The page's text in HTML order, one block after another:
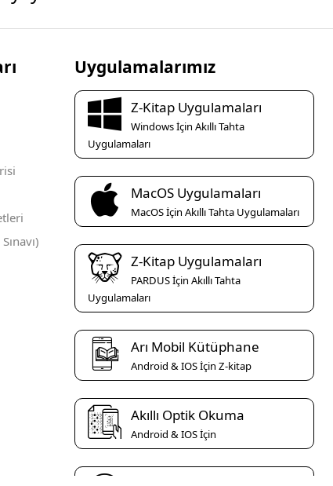
Uygulamalarımız
Z-Kitap Uygulamaları
Windows İçin Akıllı Tahta
Uygulamaları
MacOS Uygulamaları
MacOS İçin Akıllı Tahta Uygulamaları
Z-Kitap Uygulamaları
PARDUS İçin Akıllı Tahta
Uygulamaları
Arı Mobil Kütüphane
Android & IOS İçin Z-kitap
Akıllı Optik Okuma
Android & IOS İçin